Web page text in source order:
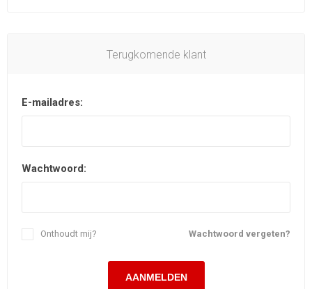
Terugkomende klant
E-mailadres:
Wachtwoord:
Wachtwoord vergeten?
Onthoudt mij?